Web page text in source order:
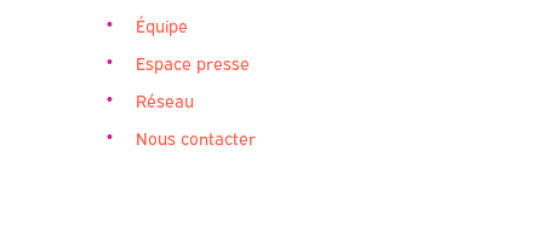
Équipe
Espace presse
Réseau
Nous contacter